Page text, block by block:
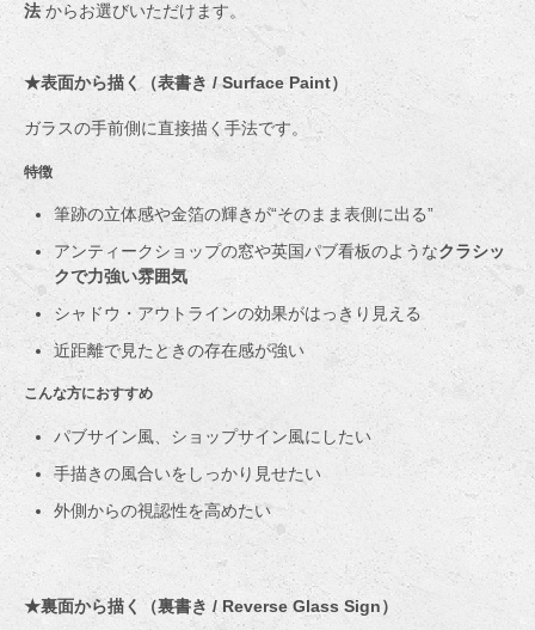
法からお選びいただけます。
★表面から描く（表書き / Surface Paint）
ガラスの手前側に直接描く手法です。
特徴
筆跡の立体感や金箔の輝きが“そのまま表側に出る”
アンティークショップの窓や英国パブ看板のようなクラシッ
クで力強い雰囲気
シャドウ・アウトラインの効果がはっきり見える
近距離で見たときの存在感が強い
こんな方におすすめ
パブサイン風、ショップサイン風にしたい
手描きの風合いをしっかり見せたい
外側からの視認性を高めたい
★裏面から描く（裏書き / Reverse Glass Sign）